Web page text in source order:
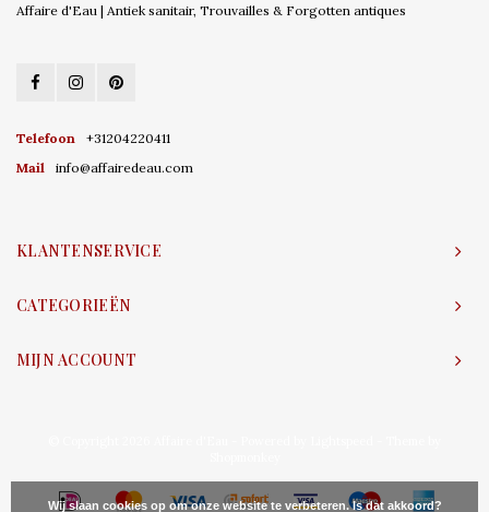
Affaire d'Eau | Antiek sanitair, Trouvailles & Forgotten antiques
Telefoon
+31204220411
Mail
info@affairedeau.com
KLANTENSERVICE
CATEGORIEËN
MIJN ACCOUNT
Wij slaan cookies op om onze website te verbeteren. Is dat akkoord?